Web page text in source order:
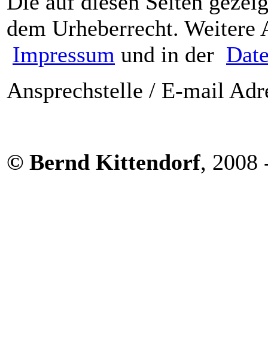
dem Urheberrecht. Weitere
Impressum und in der
Ansprechstelle / E-mail
© Bernd Kittendorf, 2008